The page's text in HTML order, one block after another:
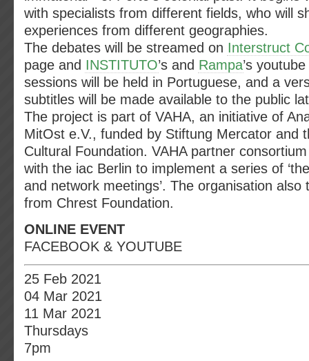
with specialists from different fields, who will
experiences from different geographies.
The debates will be streamed on Interstruct
page and INSTITUTO’s and Rampa’s
sessions will be held in Portuguese, and a
subtitles will be made available to the public
The project is part of VAHA, an initiative of
MitOst e.V., funded by Stiftung Mercator and
Cultural Foundation. VAHA partner
with the iac Berlin to implement a series of
and network meetings’. The organisation
from Chrest Foundation.
ONLINE EVENT
FACEBOOK & YOUTUBE
25 Feb 2021
04 Mar 2021
11 Mar 2021
Thursdays
7pm